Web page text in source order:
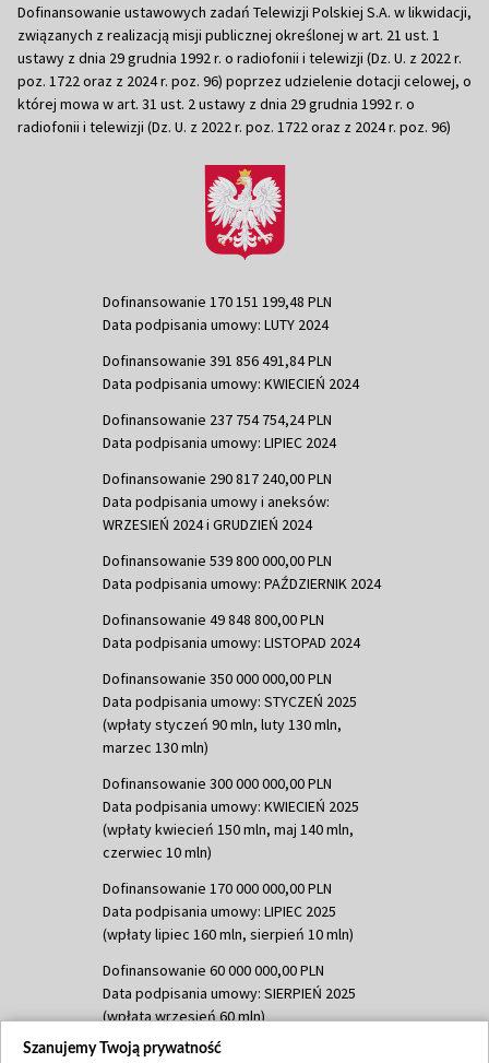
Dofinansowanie ustawowych zadań Telewizji Polskiej S.A. w likwidacji,
związanych z realizacją misji publicznej określonej w art. 21 ust. 1
ustawy z dnia 29 grudnia 1992 r. o radiofonii i telewizji (Dz. U. z 2022 r.
poz. 1722 oraz z 2024 r. poz. 96) poprzez udzielenie dotacji celowej, o
której mowa w art. 31 ust. 2 ustawy z dnia 29 grudnia 1992 r. o
radiofonii i telewizji (Dz. U. z 2022 r. poz. 1722 oraz z 2024 r. poz. 96)
Dofinansowanie 170 151 199,48 PLN
Data podpisania umowy: LUTY 2024
Dofinansowanie 391 856 491,84 PLN
Data podpisania umowy: KWIECIEŃ 2024
Dofinansowanie 237 754 754,24 PLN
Data podpisania umowy: LIPIEC 2024
Dofinansowanie 290 817 240,00 PLN
Data podpisania umowy i aneksów:
WRZESIEŃ 2024 i GRUDZIEŃ 2024
Dofinansowanie 539 800 000,00 PLN
Data podpisania umowy: PAŹDZIERNIK 2024
Dofinansowanie 49 848 800,00 PLN
Data podpisania umowy: LISTOPAD 2024
Dofinansowanie 350 000 000,00 PLN
Data podpisania umowy: STYCZEŃ 2025
(wpłaty styczeń 90 mln, luty 130 mln,
marzec 130 mln)
Dofinansowanie 300 000 000,00 PLN
Data podpisania umowy: KWIECIEŃ 2025
(wpłaty kwiecień 150 mln, maj 140 mln,
czerwiec 10 mln)
Dofinansowanie 170 000 000,00 PLN
Data podpisania umowy: LIPIEC 2025
(wpłaty lipiec 160 mln, sierpień 10 mln)
Dofinansowanie 60 000 000,00 PLN
Data podpisania umowy: SIERPIEŃ 2025
(wpłata wrzesień 60 mln)
Dofinansowanie 635 783 051,21 PLN
Szanujemy Twoją prywatność